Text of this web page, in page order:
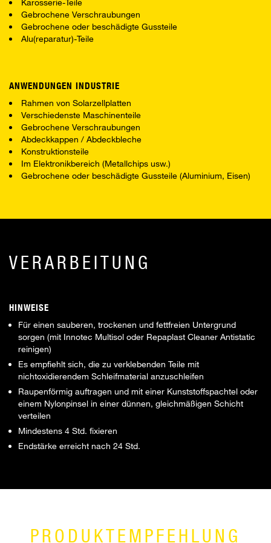
Karosserie-Teile
Gebrochene Verschraubungen
Gebrochene oder beschädigte Gussteile
Alu(reparatur)-Teile
ANWENDUNGEN INDUSTRIE
Rahmen von Solarzellplatten
Verschiedenste Maschinenteile
Gebrochene Verschraubungen
Abdeckkappen / Abdeckbleche
Konstruktionsteile
Im Elektronikbereich (Metallchips usw.)
Gebrochene oder beschädigte Gussteile (Aluminium, Eisen)
VERARBEITUNG
HINWEISE
Für einen sauberen, trockenen und fettfreien Untergrund
sorgen (mit Innotec Multisol oder Repaplast Cleaner Antistatic
reinigen)
Es empfiehlt sich, die zu verklebenden Teile mit
nichtoxidierendem Schleifmaterial anzuschleifen
Raupenförmig auftragen und mit einer Kunststoffspachtel oder
einem Nylonpinsel in einer dünnen, gleichmäßigen Schicht
verteilen
Mindestens 4 Std. fixieren
Endstärke erreicht nach 24 Std.
PRODUKTEMPFEHLUNG